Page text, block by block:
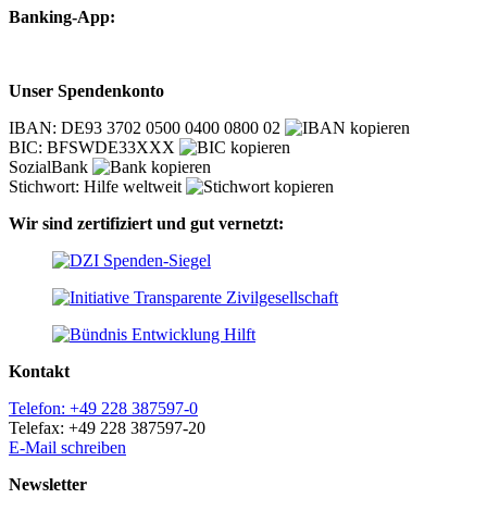
Banking-App:
Unser Spendenkonto
IBAN: DE93 3702 0500 0400 0800 02
BIC: BFSWDE33XXX
SozialBank
Stichwort: Hilfe weltweit
Wir sind zertifiziert und gut vernetzt:
Kontakt
Telefon: +49 228 387597-0
Telefax: +49 228 387597-20
E-Mail schreiben
Newsletter